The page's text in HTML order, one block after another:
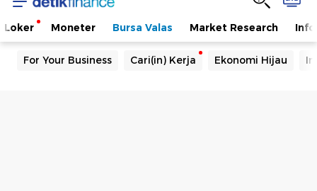
Loker Moneter Bursa Valas Market Research
For Your Business Cari(in) Kerja Ekonomi Hijau